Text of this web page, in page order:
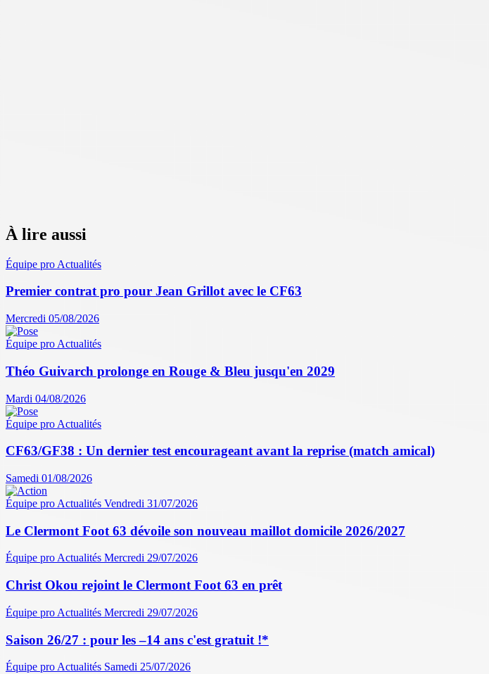
À lire aussi
Équipe pro Actualités
Premier contrat pro pour Jean Grillot avec le CF63
Mercredi 05/08/2026
Équipe pro Actualités
Théo Guivarch prolonge en Rouge & Bleu jusqu'en 2029
Mardi 04/08/2026
Équipe pro Actualités
CF63/GF38 : Un dernier test encourageant avant la reprise (match amical)
Samedi 01/08/2026
Équipe pro Actualités Vendredi 31/07/2026
Le Clermont Foot 63 dévoile son nouveau maillot domicile 2026/2027
Équipe proActualités Mercredi 29/07/2026
Christ Okou rejoint le Clermont Foot 63 en prêt
Équipe pro Actualités Mercredi 29/07/2026
Saison 26/27 : pour les –14 ans c'est gratuit !*
Équipe pro Actualités Samedi 25/07/2026